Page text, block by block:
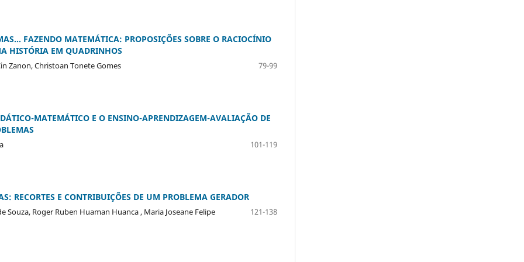
FAZENDO MATEMÁTICA: PROPOSIÇÕES SOBRE O RACIOCÍNIO
HISTÓRIA EM QUADRINHOS
Zanon, Christoan Tonete Gomes 79-99
MATEMÁTICO E O ENSINO-APRENDIZAGEM-AVALIAÇÃO DE
101-119
RECORTES E CONTRIBUIÇÕES DE UM PROBLEMA GERADOR
Roger Ruben Huaman Huanca , Maria Joseane Felipe 121-138